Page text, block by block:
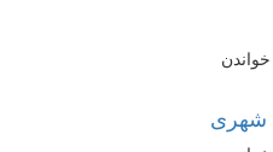
خواندن
شهری